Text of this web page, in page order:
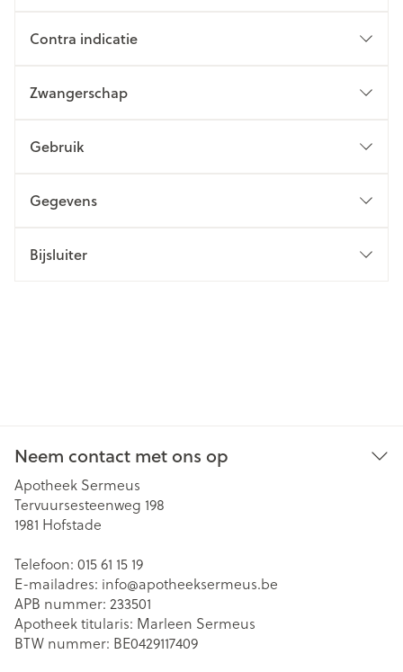
Contra indicatie
Zwangerschap
Gebruik
Gegevens
Bijsluiter
Neem contact met ons op
Apotheek Sermeus
Tervuursesteenweg 198
1981 Hofstade
Telefoon: 015 61 15 19
E-mailadres: info@apotheeksermeus.be
APB nummer: 233501
Apotheek titularis: Marleen Sermeus
BTW nummer: BE0429117409